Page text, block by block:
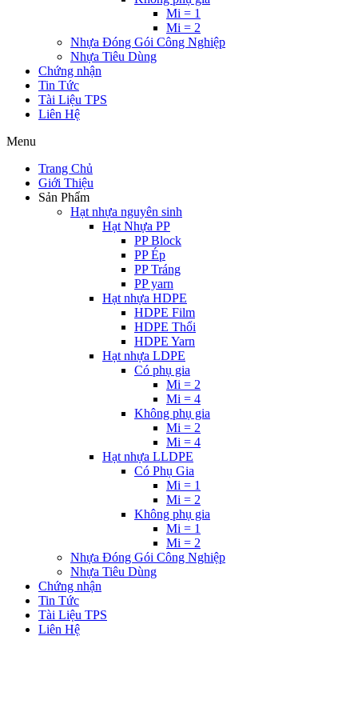
Mi = 1
Mi = 2
Nhựa Đóng Gói Công Nghiệp
Nhựa Tiêu Dùng
Chứng nhận
Tin Tức
Tài Liệu TPS
Liên Hệ
Menu
Trang Chủ
Giới Thiệu
Sản Phẩm
Hạt nhựa nguyên sinh
Hạt Nhựa PP
PP Block
PP Ép
PP Tráng
PP yarn
Hạt nhựa HDPE
HDPE Film
HDPE Thổi
HDPE Yarn
Hạt nhựa LDPE
Có phụ gia
Mi = 2
Mi = 4
Không phụ gia
Mi = 2
Mi = 4
Hạt nhựa LLDPE
Có Phụ Gia
Mi = 1
Mi = 2
Không phụ gia
Mi = 1
Mi = 2
Nhựa Đóng Gói Công Nghiệp
Nhựa Tiêu Dùng
Chứng nhận
Tin Tức
Tài Liệu TPS
Liên Hệ